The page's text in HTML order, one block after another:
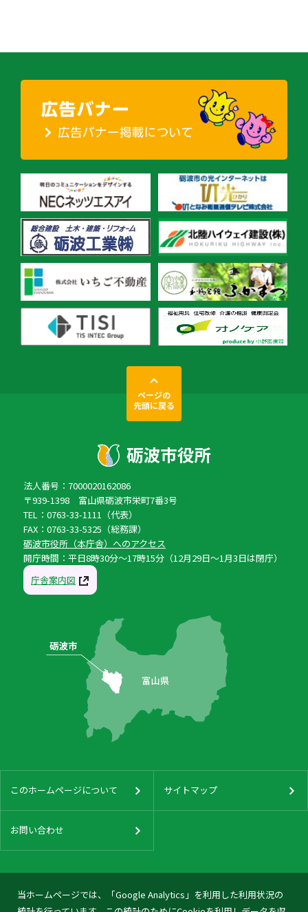
当ホームページでは、「Google Analytics」を利用した利用状況の
ページの
先頭に戻る
法人番号：7000020162086
〒939-1398 富山県砺波市栄町7番3号
TEL：0763-33-1111（代表）
FAX：0763-33-5325（総務課）
砺波市役所（本庁舎）へのアクセス
開庁時間：平日8時30分〜17時15分（12月29日〜1月3日は閉庁）
庁舎案内図
このホームページについて サイトマップ
お問い合わせ